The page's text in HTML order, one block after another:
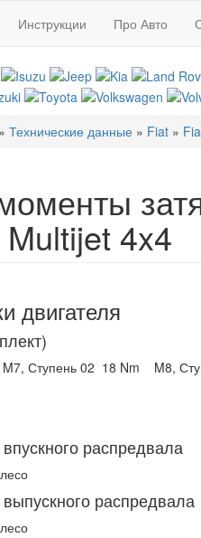
Инструкции Про Авто
» Технические данные » Fiat »
4x4
двигателя
M7, Ступень 02 18 Nm M8,
распредвала
распредвала